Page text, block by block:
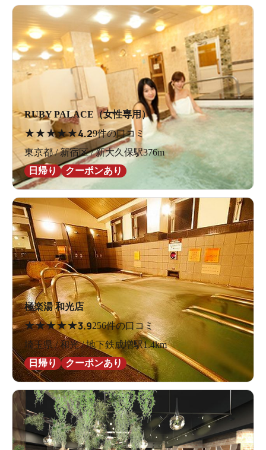
RUBY PALACE（女性専用）
★★★★★4.29件の口コミ
東京都 / 新宿区 / 新大久保駅376m
日帰り
クーポンあり
極楽湯 和光店
★★★★★3.9256件の口コミ
埼玉県 / 和光 / 地下鉄成増駅1.4km
日帰り
クーポンあり